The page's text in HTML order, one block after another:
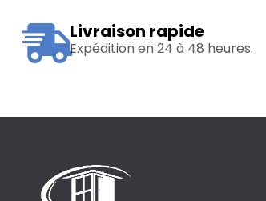
Livraison rapide
Expédition en 24 à 48 heures.